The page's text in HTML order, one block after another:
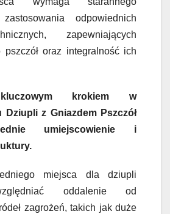
odpowiednich
zapewniających
pszczół oraz integralność ich
krokiem w
Dziupli z Gniazdem Pszczół
umiejscowienie i
miejsca dla dziupli
oddalenie od
zagrożeń, takich jak duże